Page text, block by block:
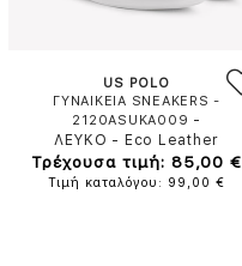
US POLO
ΓΥΝΑΙΚΕΙΑ SNEAKERS -
2120ASUKA009 -
ΛΕΥΚΟ - Eco Leather
Τρέχουσα τιμή: 85,00 €
Τιμή καταλόγου: 99,00 €